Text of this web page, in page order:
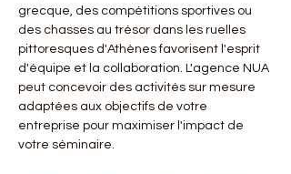
grecque, des compétitions sportives ou
des chasses au trésor dans les ruelles
pittoresques d'Athènes favorisent l'esprit
d'équipe et la collaboration. L'agence NUA
peut concevoir des activités sur mesure
adaptées aux objectifs de votre
entreprise pour maximiser l'impact de
votre séminaire.